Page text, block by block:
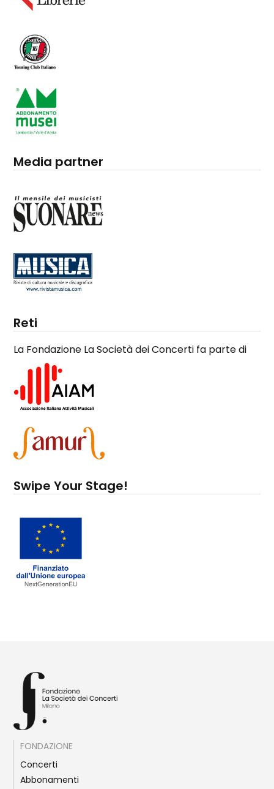
Media partner
Reti
La Fondazione La Società dei Concerti fa parte di
Swipe Your Stage!
FONDAZIONE
Concerti
Abbonamenti